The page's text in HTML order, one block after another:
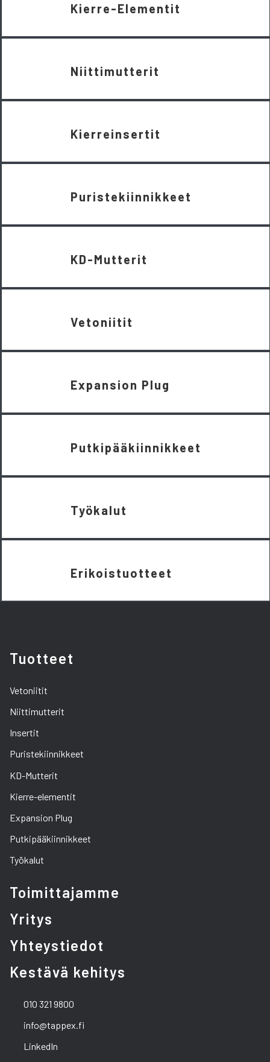
Kierre-Elementit
Niittimutterit
Kierreinsertit
Puristekiinnikkeet
KD-Mutterit
Vetoniitit
Expansion Plug
Putkipääkiinnikkeet
Työkalut
Erikoistuotteet
Tuotteet
Vetoniitit
Niittimutterit
Insertit
Puristekiinnikkeet
KD-Mutterit
Kierre-elementit
Expansion Plug
Putkipääkiinnikkeet
Työkalut
Toimittajamme
Yritys
Yhteystiedot
Kestävä kehitys
010 321 9800
info@tappex.fi
LinkedIn